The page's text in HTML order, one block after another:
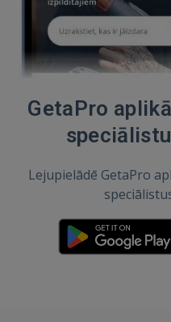
GetaPro
Lejupielādē GetaPro